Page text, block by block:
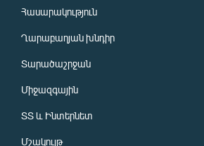
Հասարակություն
Ղարաբաղյան խնդիր
Տարածաշրջան
Միջազգային
ՏՏ և Ինտերնետ
Մշակույթ